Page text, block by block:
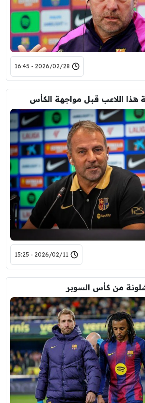
2026/02/28 - 16:45
هذا اللاعب قبل مواجهة الكأس
2026/02/11 - 15:25
من كأس السوبر